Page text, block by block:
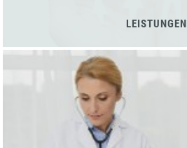
LEISTUNGEN